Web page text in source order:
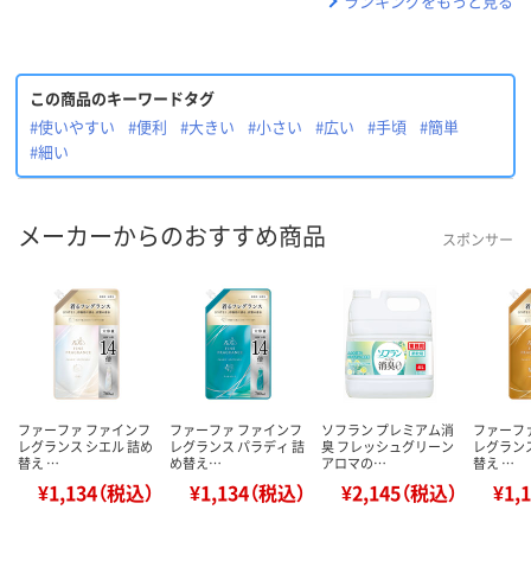
この商品のキーワードタグ
#使いやすい
#便利 #大きい #小さい #広い #手頃 #簡単
#細い
メーカーからのおすすめ商品 スポンサー
ファーファ ファインフ
レグランス シエル 詰め
替え …
¥1,134（税込）
ファーファ ファインフ
レグランス パラディ 詰
め替え…
¥1,134（税込）
ソフラン プレミアム消
臭 フレッシュグリーン
アロマの…
¥2,145（税込）
ファーフ
レグラン
替え …